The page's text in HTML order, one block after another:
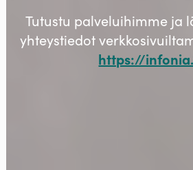
Tutustu palveluihimme ja
yhteystiedot
https://